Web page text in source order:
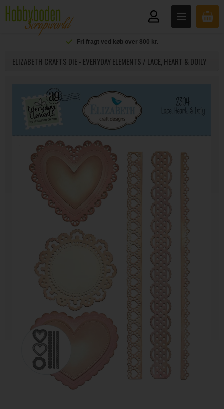
Fri fragt ved køb over 800 kr.
ELIZABETH CRAFTS DIE - EVERYDAY ELEMENTS / LACE, HEART & DOILY